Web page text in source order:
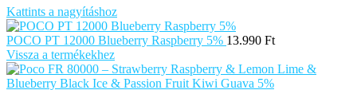
Kattints a nagyításhoz
POCO PT 12000 Blueberry Raspberry 5% 13.990 Ft
Vissza a termékekhez